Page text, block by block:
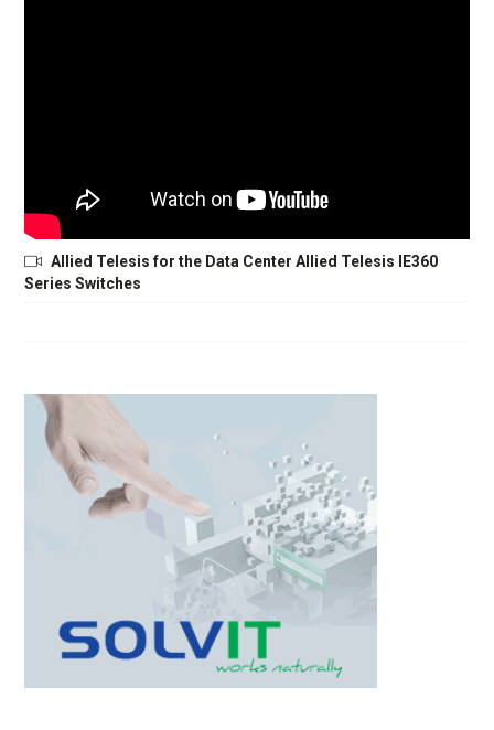
Allied Telesis for the Data Center Allied Telesis IE360
Series Switches